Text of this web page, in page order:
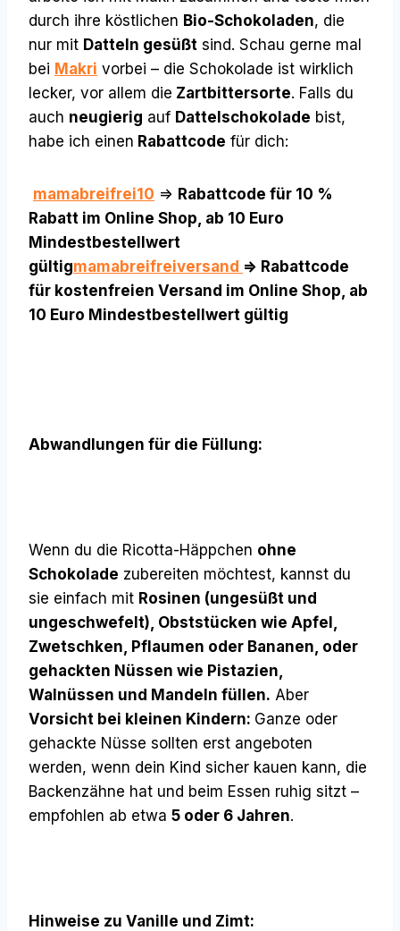
durch ihre köstlichen Bio-Schokoladen, die
nur mit Datteln gesüßt sind. Schau gerne mal
bei Makri vorbei – die Schokolade ist wirklich
lecker, vor allem die Zartbittersorte. Falls du
auch neugierig auf Dattelschokolade bist,
habe ich einen Rabattcode für dich:
mamabreifrei10 => Rabattcode für 10 %
Rabatt im Online Shop, ab 10 Euro
Mindestbestellwert
gültigmamabreifreiversand => Rabattcode
für kostenfreien Versand im Online Shop, ab
10 Euro Mindestbestellwert gültig
Abwandlungen für die Füllung:
Wenn du die Ricotta-Häppchen ohne
Schokolade zubereiten möchtest, kannst du
sie einfach mit Rosinen (ungesüßt und
ungeschwefelt), Obststücken wie Apfel,
Zwetschken, Pflaumen oder Bananen, oder
gehackten Nüssen wie Pistazien,
Walnüssen und Mandeln füllen. Aber
Vorsicht bei kleinen Kindern: Ganze oder
gehackte Nüsse sollten erst angeboten
werden, wenn dein Kind sicher kauen kann, die
Backenzähne hat und beim Essen ruhig sitzt –
empfohlen ab etwa 5 oder 6 Jahren.
Hinweise zu Vanille und Zimt: